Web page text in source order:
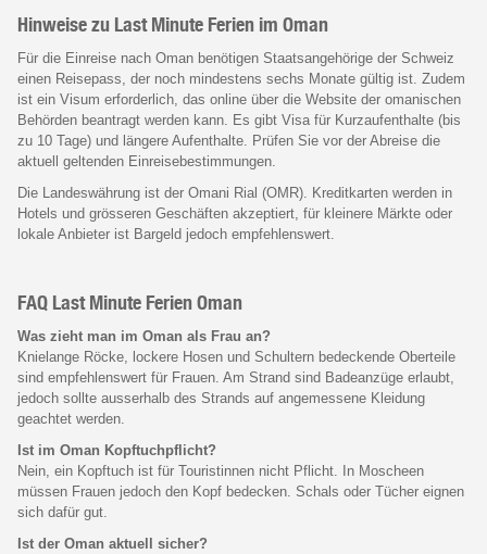
Hinweise zu Last Minute Ferien im Oman
Für die Einreise nach Oman benötigen Staatsangehörige der Schweiz
einen Reisepass, der noch mindestens sechs Monate gültig ist. Zudem
ist ein Visum erforderlich, das online über die Website der omanischen
Behörden beantragt werden kann. Es gibt Visa für Kurzaufenthalte (bis
zu 10 Tage) und längere Aufenthalte. Prüfen Sie vor der Abreise die
aktuell geltenden Einreisebestimmungen.
Die Landeswährung ist der Omani Rial (OMR). Kreditkarten werden in
Hotels und grösseren Geschäften akzeptiert, für kleinere Märkte oder
lokale Anbieter ist Bargeld jedoch empfehlenswert.
FAQ Last Minute Ferien Oman
Was zieht man im Oman als Frau an?
Knielange Röcke, lockere Hosen und Schultern bedeckende Oberteile
sind empfehlenswert für Frauen. Am Strand sind Badeanzüge erlaubt,
jedoch sollte ausserhalb des Strands auf angemessene Kleidung
geachtet werden.
Ist im Oman Kopftuchpflicht?
Nein, ein Kopftuch ist für Touristinnen nicht Pflicht. In Moscheen
müssen Frauen jedoch den Kopf bedecken. Schals oder Tücher eignen
sich dafür gut.
Ist der Oman aktuell sicher?